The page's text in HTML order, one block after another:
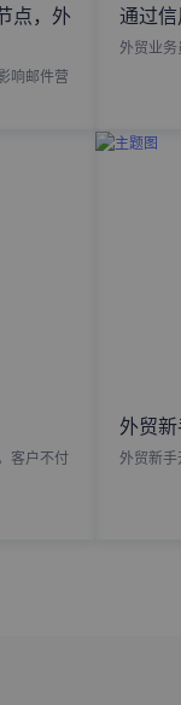
点，外
响邮件营
通过
外贸业务
客户不付
外贸
外贸新手